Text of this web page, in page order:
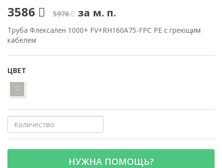
3586 5976 за м. п.
Труба Флексален 1000+ FV+RH160A75-FPC PE с греющим
кабелем
ЦВЕТ
НУЖНА ПОМОЩЬ?